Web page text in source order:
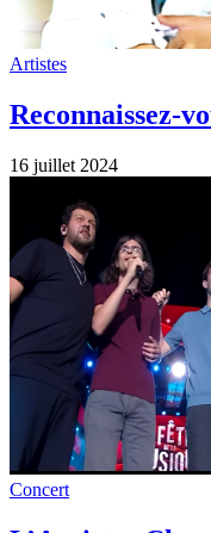
Artistes
Reconnaissez-
16 juillet 2024
Concert